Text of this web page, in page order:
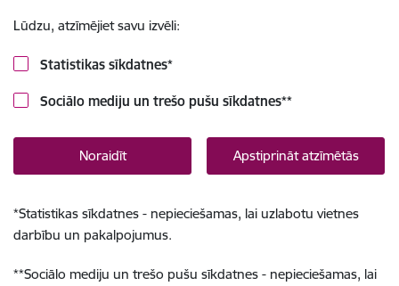
Lūdzu, atzīmējiet savu izvēli:
Statistikas sīkdatnes*
Sociālo mediju un trešo pušu sīkdatnes**
Noraidīt Apstiprināt atzīmētās
*Statistikas sīkdatnes - nepieciešamas, lai uzlabotu vietnes
darbību un pakalpojumus.
**Sociālo mediju un trešo pušu sīkdatnes - nepieciešamas, lai